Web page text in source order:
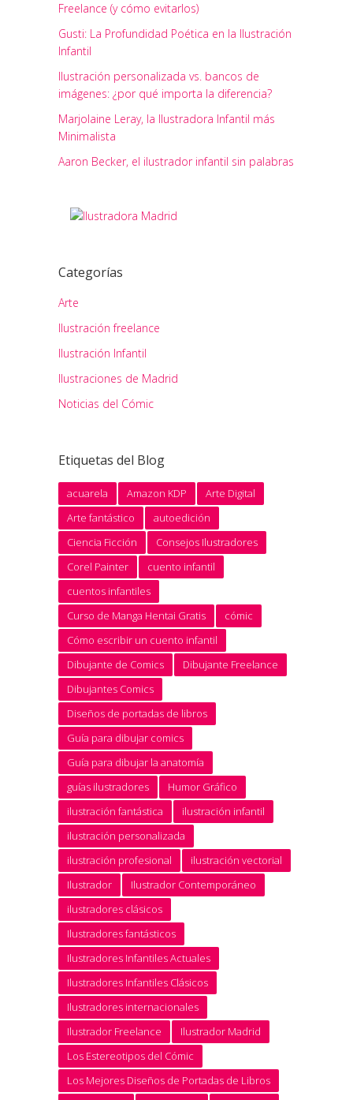
Freelance (y cómo evitarlos)
Gusti: La Profundidad Poética en la Ilustración
Infantil
Ilustración personalizada vs. bancos de
imágenes: ¿por qué importa la diferencia?
Marjolaine Leray, la Ilustradora Infantil más
Minimalista
Aaron Becker, el ilustrador infantil sin palabras
Categorías
Arte
Ilustración freelance
Ilustración Infantil
Ilustraciones de Madrid
Noticias del Cómic
Etiquetas del Blog
acuarela Amazon KDP
Arte Digital
Arte fantástico
autoedición
Ciencia Ficción
Consejos Ilustradores
Corel Painter
cuento infantil
cuentos infantiles
Curso de Manga Hentai Gratis
cómic
Cómo escribir un cuento infantil
Dibujante de Comics
Dibujante Freelance
Dibujantes Comics
Diseños de portadas de libros
Guía para dibujar comics
Guía para dibujar la anatomía
guías ilustradores
Humor Gráfico
ilustración fantástica
ilustración infantil
ilustración personalizada
ilustración profesional
ilustración vectorial
Ilustrador
Ilustrador Contemporáneo
ilustradores clásicos
Ilustradores fantásticos
Ilustradores Infantiles Actuales
Ilustradores Infantiles Clásicos
Ilustradores internacionales
Ilustrador Freelance
Ilustrador Madrid
Los Estereotipos del Cómic
Los Mejores Diseños de Portadas de Libros